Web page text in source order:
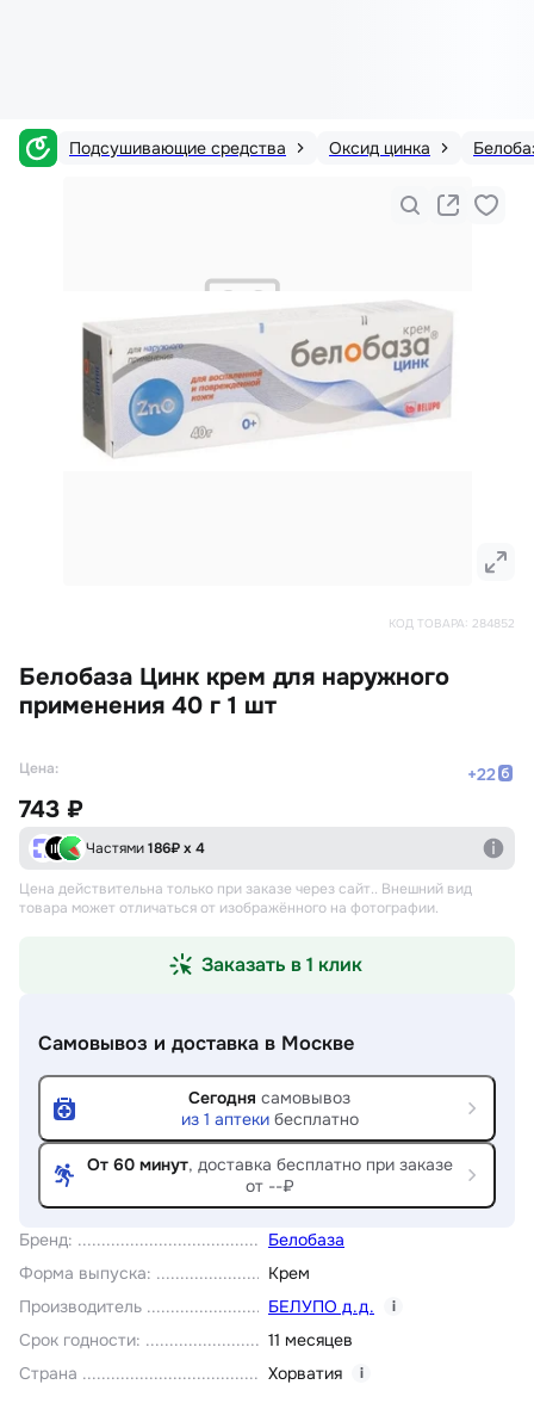
Подсушивающие средства Оксид цинка
КОД ТОВАРА: 284852
Белобаза Цинк крем для наружного
применения 40 г 1 шт
Бренд:
Белобаза
Форма выпуска:
Крем
Производитель
БЕЛУПО д.д. i
Срок годности:
11 месяцев
Страна
Хорватия i
Цена: +22
743 ₽
Частями186₽ х 4
Цена действительна только при заказе через сайт.. Внешний вид
товара может отличаться от изображённого на фотографии.
Заказать в 1 клик
Самовывоз и доставка в Москве
Сегодня самовывоз
из 1 аптекибесплатно
От 60 минут, доставка бесплатно при заказе
от --₽